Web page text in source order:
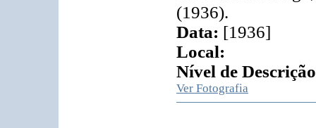
(1936).
Data: [1936]
Local:
Nível de
Ver Fotografia